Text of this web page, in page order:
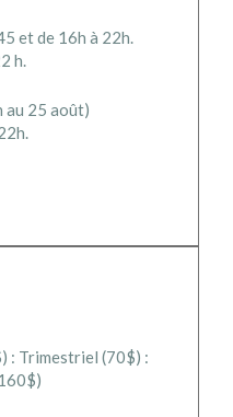
et de 16h à 22h.
h.
au 25 août)
: Trimestriel (70$) :